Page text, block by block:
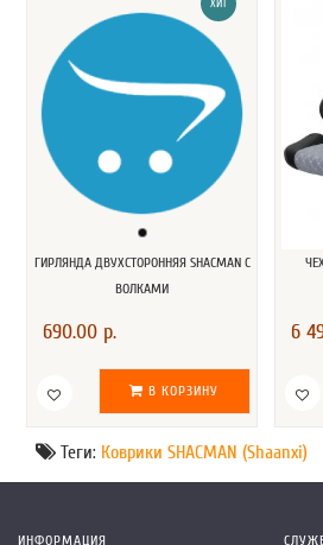
ХИТ
ГИРЛЯНДА ДВУХСТОРОННЯЯ SHACMAN С
ВОЛКАМИ
690.00 р.
В КОРЗИНУ
6
Теги: Коврики SHACMAN (Shaanxi)
ИНФОРМАЦИЯ